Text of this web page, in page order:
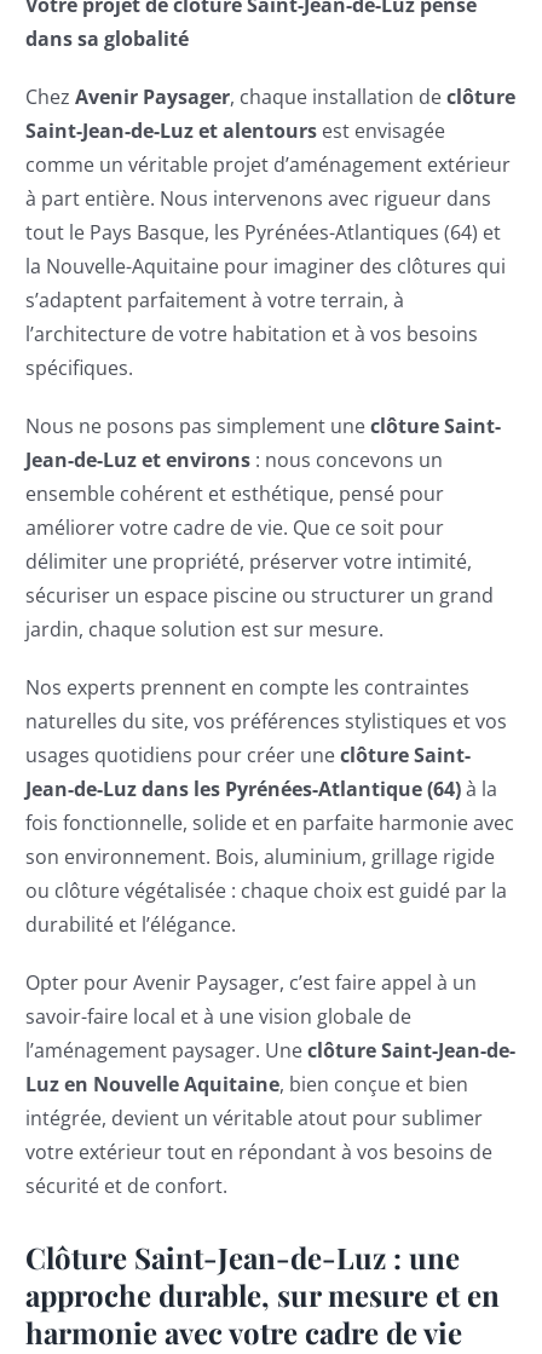
Votre projet de clôture Saint-Jean-de-Luz pensé
dans sa globalité
Chez Avenir Paysager, chaque installation declôture
Saint-Jean-de-Luz et alentoursest envisagée
comme un véritable projet d’aménagement extérieur
à part entière. Nous intervenons avec rigueur dans
tout le Pays Basque, les Pyrénées-Atlantiques (64) et
la Nouvelle-Aquitaine pour imaginer des clôtures qui
s’adaptent parfaitement à votre terrain, à
l’architecture de votre habitation et à vos besoins
spécifiques.
Nous ne posons pas simplement uneclôture Saint-
Jean-de-Luz et environs : nous concevons un
ensemble cohérent et esthétique, pensé pour
améliorer votre cadre de vie. Que ce soit pour
délimiter une propriété, préserver votre intimité,
sécuriser un espace piscine ou structurer un grand
jardin, chaque solution est sur mesure.
Nos experts prennent en compte les contraintes
naturelles du site, vos préférences stylistiques et vos
usages quotidiens pour créer uneclôture Saint-
Jean-de-Luz dans les Pyrénées-Atlantique (64)à la
fois fonctionnelle, solide et en parfaite harmonie avec
son environnement. Bois, aluminium, grillage rigide
ou clôture végétalisée : chaque choix est guidé par la
durabilité et l’élégance.
Opter pour Avenir Paysager, c’est faire appel à un
savoir-faire local et à une vision globale de
l’aménagement paysager. Uneclôture Saint-Jean-de-
Luz en Nouvelle Aquitaine, bien conçue et bien
intégrée, devient un véritable atout pour sublimer
votre extérieur tout en répondant à vos besoins de
sécurité et de confort.
Clôture Saint-Jean-de-Luz : une
approche durable, sur mesure et en
harmonie avec votre cadre de vie